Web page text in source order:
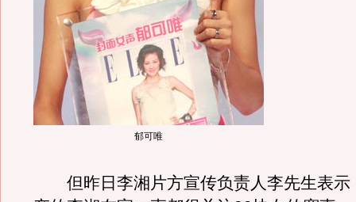
郁可唯
但昨日李湘片方宣传负责人李先生表示